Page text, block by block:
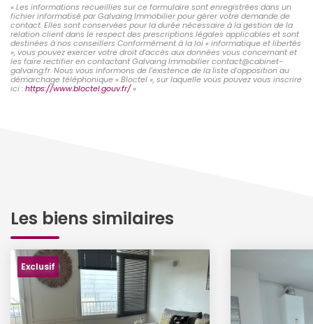
« Les informations recueillies sur ce formulaire sont enregistrées dans un
fichier informatisé par Galvaing Immobilier pour gérer votre demande de
contact. Elles sont conservées pour la durée nécessaire à la gestion de la
relation client dans le respect des prescriptions légales applicables et sont
destinées à nos conseillers Conformément à la loi « informatique et libertés
», vous pouvez exercer votre droit d'accès aux données vous concernant et
les faire rectifier en contactant Galvaing Immobilier contact@cabinet-
galvaing.fr. Nous vous informons de l'existence de la liste d'opposition au
démarchage téléphonique « Bloctel », sur laquelle vous pouvez vous inscrire
ici : https://www.bloctel.gouv.fr/»
Les biens similaires
Exclusif